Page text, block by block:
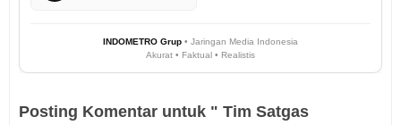
INDOMETRO Grup • Jaringan Media Indonesia
Akurat • Faktual • Realistis
Posting Komentar untuk " Tim Satgas